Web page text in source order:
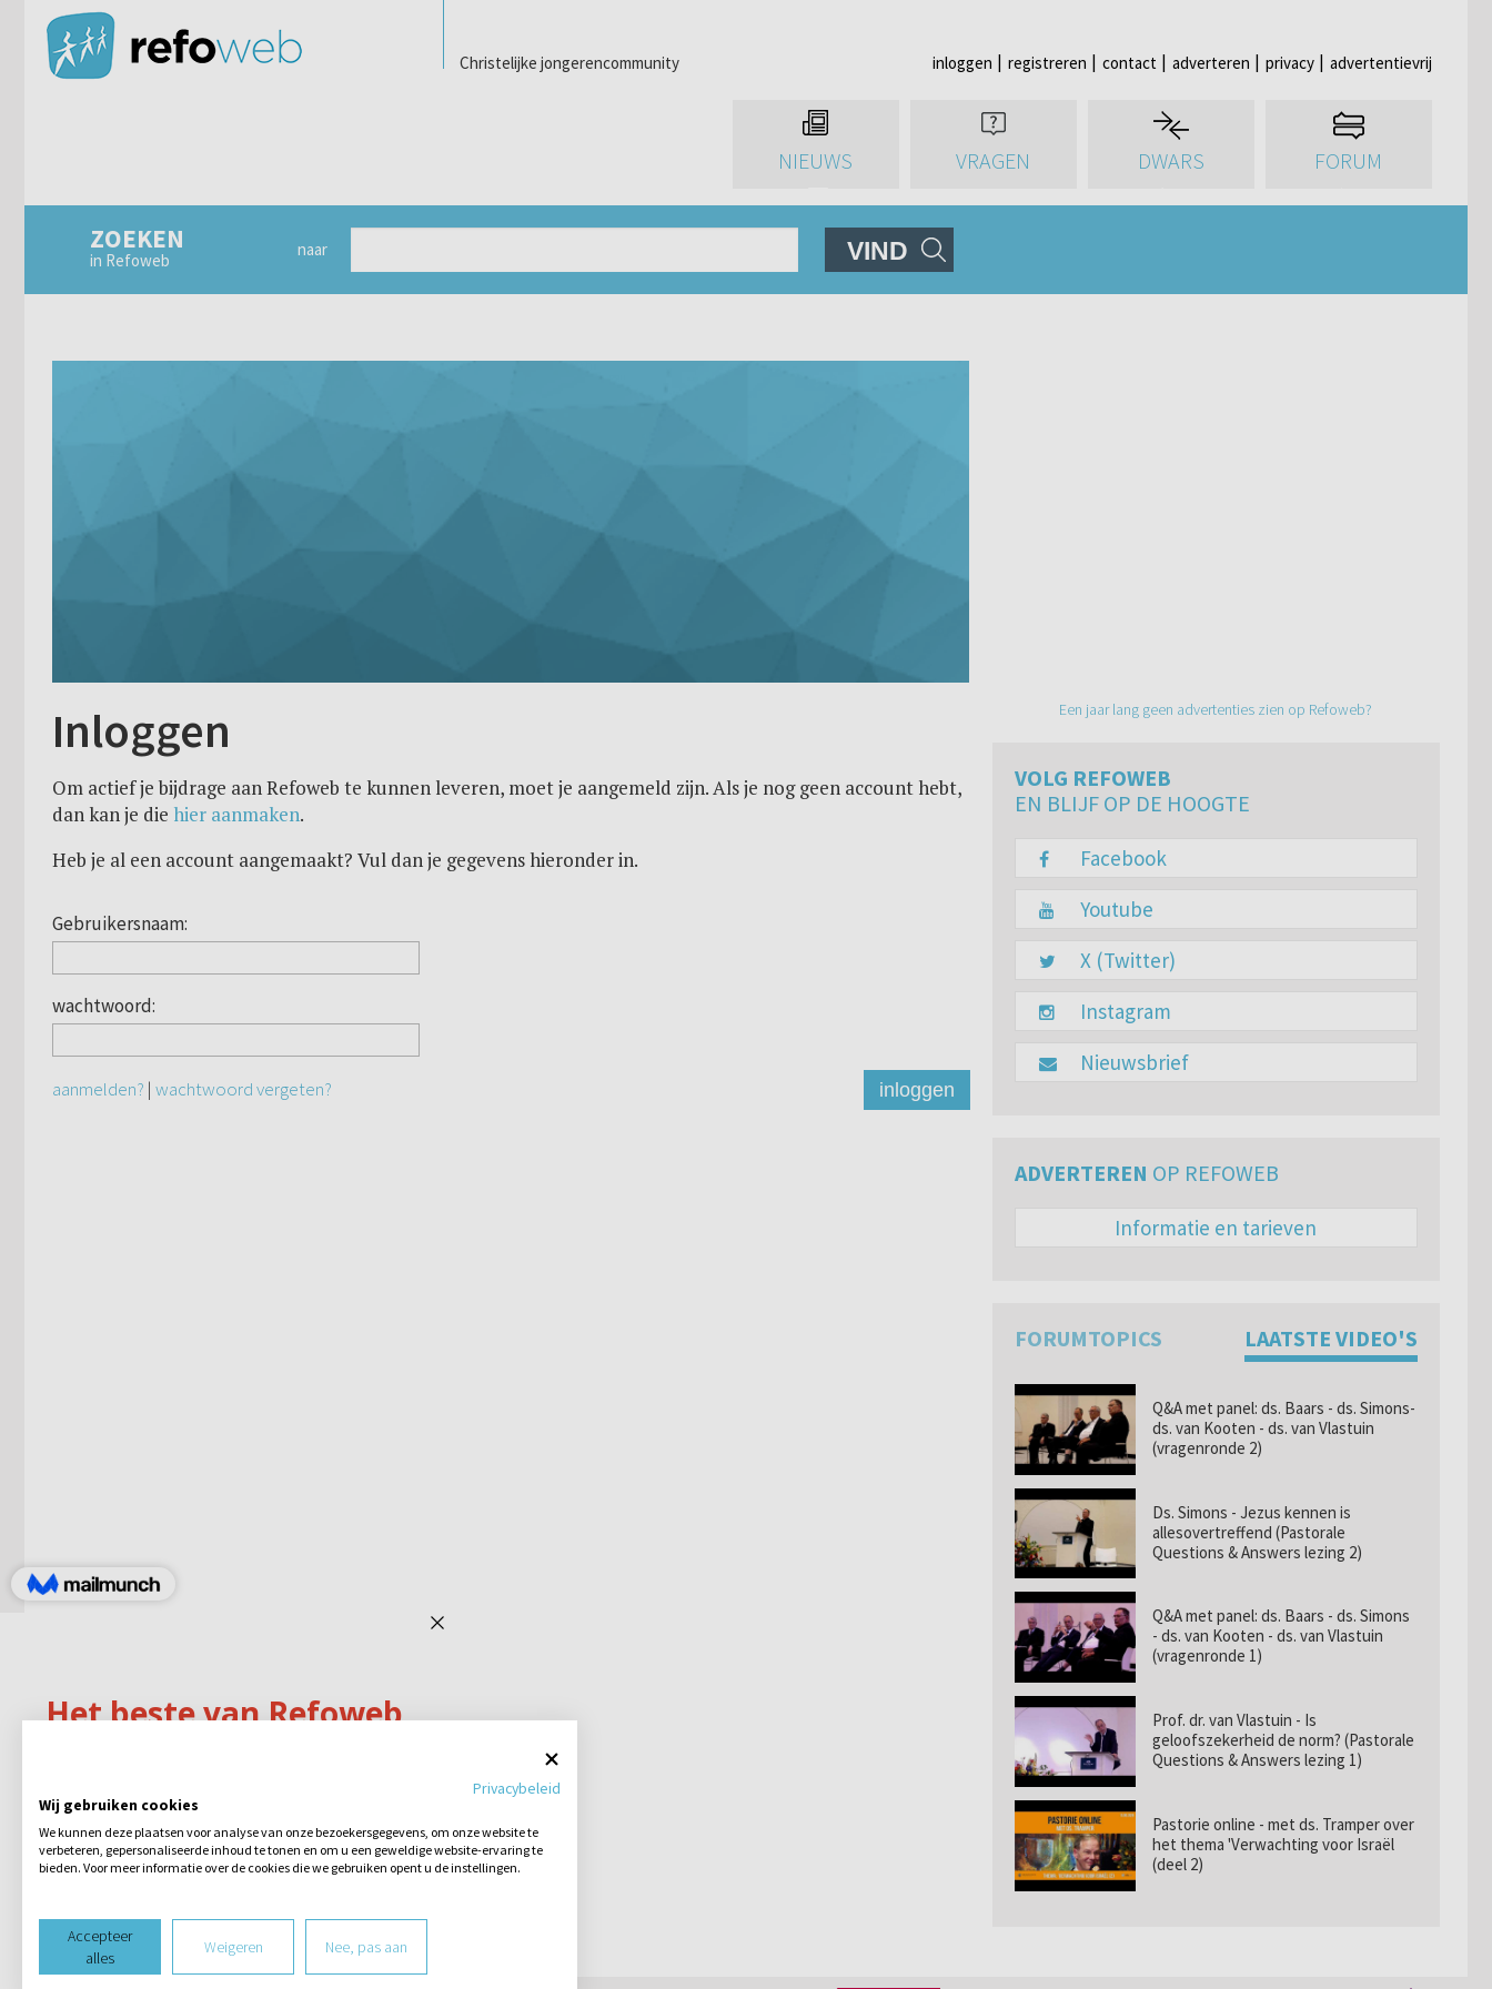
Christelijke jongerencommunity inloggen registreren contact adverteren privacy advertentievrij
NIEUWS VRAGEN DWARS FORUM
ZOEKEN
in Refoweb
naar VIND
Inloggen
Om actief je bijdrage aan Refoweb te kunnen leveren, moet je aangemeld zijn. Als je nog geen account hebt,
dan kan je die hier aanmaken.
Heb je al een account aangemaakt? Vul dan je gegevens hieronder in.
Gebruikersnaam:
wachtwoord:
aanmelden? | wachtwoord vergeten? inloggen
Een jaar lang geen advertenties zien op Refoweb?
VOLG REFOWEB
EN BLIJF OP DE HOOGTE
Facebook
Youtube
X (Twitter)
Instagram
Nieuwsbrief
ADVERTEREN OP REFOWEB
Informatie en tarieven
FORUMTOPICS LAATSTE VIDEO'S
Q&A met panel: ds. Baars - ds. Simons-
ds. van Kooten - ds. van Vlastuin
(vragenronde 2)
Ds. Simons - Jezus kennen is
allesovertreffend (Pastorale
Questions & Answers lezing 2)
Q&A met panel: ds. Baars - ds. Simons
- ds. van Kooten - ds. van Vlastuin
(vragenronde 1)
Prof. dr. van Vlastuin - Is
geloofszekerheid de norm? (Pastorale
Questions & Answers lezing 1)
Pastorie online - met ds. Tramper over
het thema 'Verwachting voor Israël
(deel 2)
Privacybeleid
Wij gebruiken cookies
We kunnen deze plaatsen voor analyse van onze bezoekersgegevens, om onze website te
verbeteren, gepersonaliseerde inhoud te tonen en om u een geweldige website-ervaring te
bieden. Voor meer informatie over de cookies die we gebruiken opent u de instellingen.
Accepteer
alles
Weigeren Nee, pas aan